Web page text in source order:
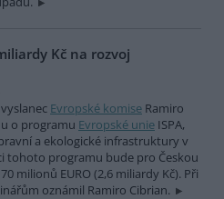
Kč na rozvoj
Evropské komise Ramiro
o programu Evropské unie ISPA,
a ekologické infrastruktury v
tohoto programu bude pro Českou
milionů EURO (2,6 miliardy Kč). Při
oznámil Ramiro Cibrian.